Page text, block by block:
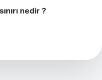
nedir ?